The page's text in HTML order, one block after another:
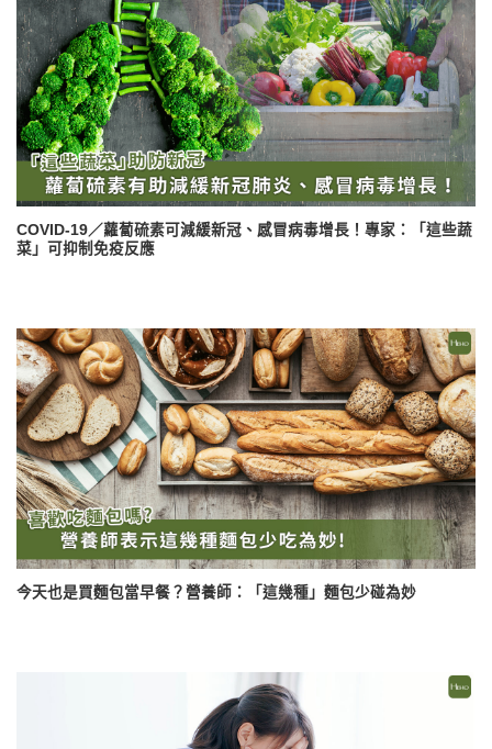
COVID-19／蘿蔔硫素可減緩新冠、感冒病毒增長！專家：「這些蔬
菜」可抑制免疫反應
今天也是買麵包當早餐？營養師：「這幾種」麵包少碰為妙